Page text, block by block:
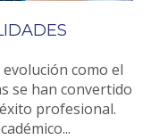
como el
se han convertido
profesional.